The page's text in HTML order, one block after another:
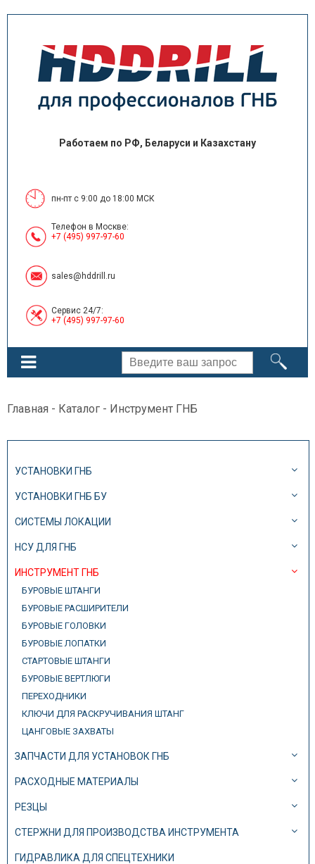
Работаем по РФ, Беларуси и Казахстану
пн-пт с 9:00 до 18:00 МСК
Телефон в Москве:
+7 (495) 997-97-60
sales@hddrill.ru
Сервис 24/7:
+7 (495) 997-97-60
Главная - Каталог - Инструмент ГНБ
УСТАНОВКИ ГНБ
УСТАНОВКИ ГНБ БУ
СИСТЕМЫ ЛОКАЦИИ
НСУ ДЛЯ ГНБ
ИНСТРУМЕНТ ГНБ
БУРОВЫЕ ШТАНГИ
БУРОВЫЕ РАСШИРИТЕЛИ
БУРОВЫЕ ГОЛОВКИ
БУРОВЫЕ ЛОПАТКИ
СТАРТОВЫЕ ШТАНГИ
БУРОВЫЕ ВЕРТЛЮГИ
ПЕРЕХОДНИКИ
КЛЮЧИ ДЛЯ РАСКРУЧИВАНИЯ ШТАНГ
ЦАНГОВЫЕ ЗАХВАТЫ
ЗАПЧАСТИ ДЛЯ УСТАНОВОК ГНБ
РАСХОДНЫЕ МАТЕРИАЛЫ
РЕЗЦЫ
СТЕРЖНИ ДЛЯ ПРОИЗВОДСТВА ИНСТРУМЕНТА
ГИДРАВЛИКА ДЛЯ СПЕЦТЕХНИКИ